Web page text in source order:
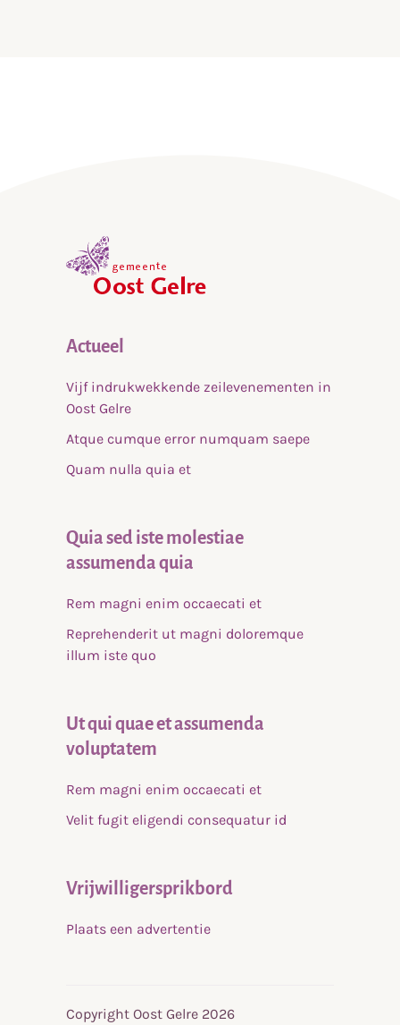
Actueel
Vijf indrukwekkende zeilevenementen in
Oost Gelre
Atque cumque error numquam saepe
Quam nulla quia et
Quia sed iste molestiae
assumenda quia
Rem magni enim occaecati et
Reprehenderit ut magni doloremque
illum iste quo
Ut qui quae et assumenda
voluptatem
Rem magni enim occaecati et
Velit fugit eligendi consequatur id
Vrijwilligersprikbord
Plaats een advertentie
Copyright Oost Gelre 2026